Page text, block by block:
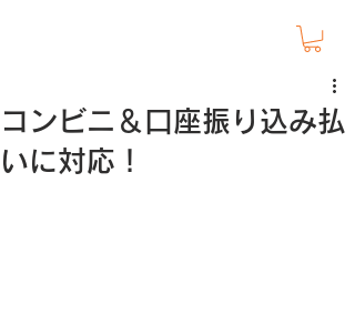
コンビニ＆口座振り込み払
いに対応！